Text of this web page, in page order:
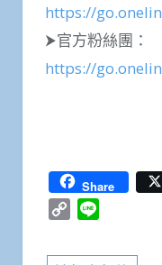
https://
⮞官方粉絲團：
https://
享
Share
Copy